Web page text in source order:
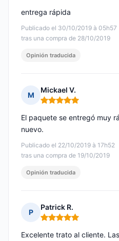
Publicado el 30/10/2019 à 05h57
tras una compra de 28/10/2019
entrega rápida
Opinión traducida
M
Mickael V.
Nota: 5 de 5
Publicado el 22/10/2019 à 17h52
tras una compra de 19/10/2019
El paquete se entregó muy
nuevo.
Opinión traducida
P
Patrick R.
Nota: 5 de 5
Excelente trato al cliente.